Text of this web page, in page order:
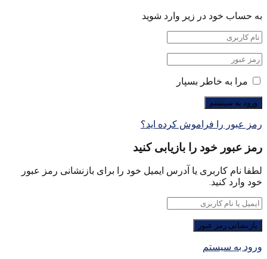
به حساب خود در زیر وارد شوید
مرا به خاطر بسپار
رمز عبور را فراموش کرده اید؟
رمز عبور خود را بازیابی کنید
لطفا نام کاربری یا آدرس ایمیل خود را برای بازنشانی رمز عبور
خود وارد کنید.
ورود به سیستم